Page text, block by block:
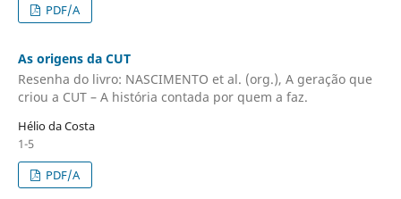
PDF/A
As origens da CUT
Resenha do livro: NASCIMENTO et al. (org.), A geração que
criou a CUT – A história contada por quem a faz.
Hélio da Costa
1-5
PDF/A